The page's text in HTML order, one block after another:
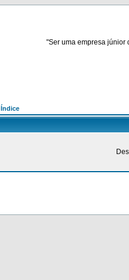
"Ser uma empresa júnior